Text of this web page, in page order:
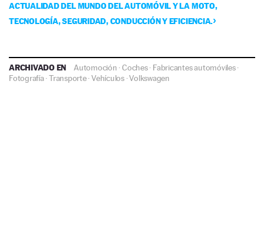
ACTUALIDAD DEL MUNDO DEL AUTOMÓVIL Y LA MOTO,
TECNOLOGÍA, SEGURIDAD, CONDUCCIÓN Y EFICIENCIA.
ARCHIVADO EN Automoción ·Coches· Fabricantes automóviles·
Fotografía·Transporte·Vehículos·Volkswagen